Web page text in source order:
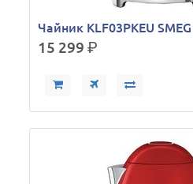
Чайник KLF03PKEU SMEG
15 299р.